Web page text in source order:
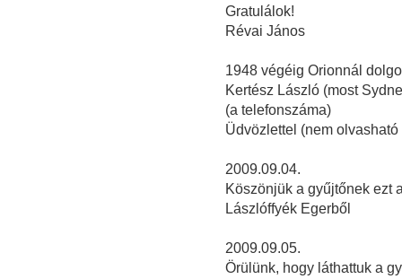
Gratulálok!
Révai János
1948 végéig Orionnál
Kertész László (most
(a telefonszáma)
Üdvözlettel (nem olvasható
2009.09.04.
Köszönjük a gyűjtőnek ezt
Lászlóffyék Egerből
2009.09.05.
Örülünk, hogy láthattuk a